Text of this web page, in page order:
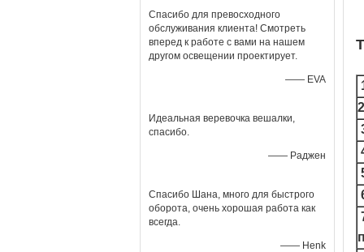
Спасибо для превосходного
обслуживания клиента! Смотреть
вперед к работе с вами на нашем
другом освещении проектирует.
—— EVA
Идеальная веревочка вешалки,
спасибо.
—— Раджен
Спасибо Шана, много для быстрого
оборота, очень хорошая работа как
всегда.
—— Henk